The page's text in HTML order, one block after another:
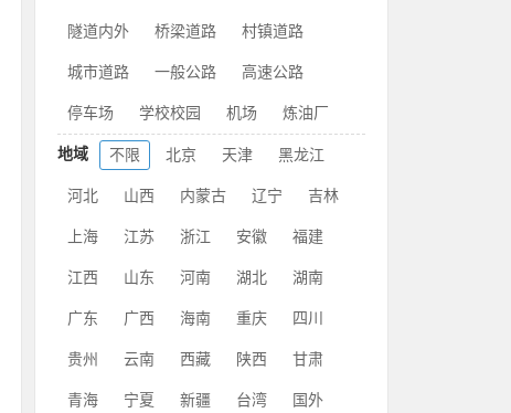
隧道内外 桥梁道路 村镇道路
城市道路 一般公路 高速公路
停车场 学校校园 机场 炼油厂
地域 不限 北京 天津 黑龙江
河北 山西 内蒙古 辽宁 吉林
上海 江苏 浙江 安徽 福建
江西 山东 河南 湖北 湖南
广东 广西 海南 重庆 四川
贵州 云南 西藏 陕西 甘肃
青海 宁夏 新疆 台湾 国外